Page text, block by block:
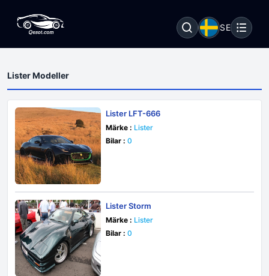
SE
Lister Modeller
Lister LFT-666
Märke : Lister
Bilar : 0
Lister Storm
Märke : Lister
Bilar : 0